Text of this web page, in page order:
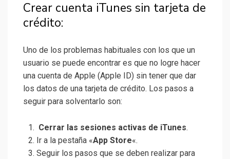
Crear cuenta iTunes sin tarjeta de
crédito:
Uno de los problemas habituales con los que un
usuario se puede encontrar es que no logre hacer
una cuenta de Apple (Apple ID) sin tener que dar
los datos de una tarjeta de crédito. Los pasos a
seguir para solventarlo son:
Cerrar las sesiones activas de iTunes.
Ir a la pestaña «App Store«.
Seguir los pasos que se deben realizar para